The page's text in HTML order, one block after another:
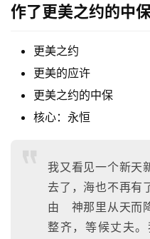
拜
讲
座
作了更美之约的中保
更美之约
更美的应许
更美之约的中保
核心：永恒
我又看见一个新天
去了，海也不再有
由 神那里从天而
整齐，等候丈夫